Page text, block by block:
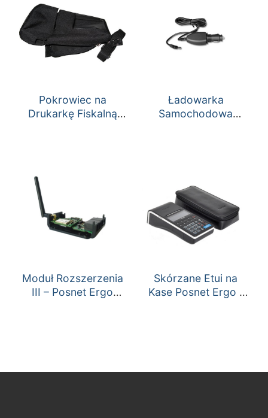
Pokrowiec na
Drukarkę Fiskalną
Ładowarka
Samochodowa
Moduł Rozszerzenia
III – Posnet Ergo
Skórzane Etui na
Kase Posnet Ergo /